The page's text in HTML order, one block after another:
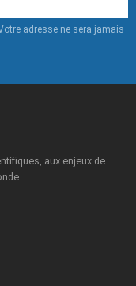
adresse ne sera jamais
aux enjeux de